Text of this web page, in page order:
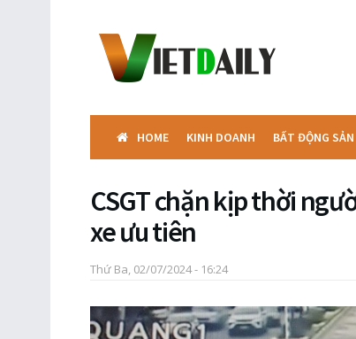
HOME KINH DOANH BẤT ĐỘNG SẢN
CSGT chặn kịp thời
xe ưu tiên
Thứ Ba, 02/07/2024 - 16:24